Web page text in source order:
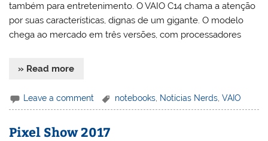
também para entretenimento. O VAIO C14 chama a atenção
por suas características, dignas de um gigante. O modelo
chega ao mercado em três versões, com processadores
» Read more
Leave a comment notebooks Notícias Nerds ,VAIO
Pixel Show 2017